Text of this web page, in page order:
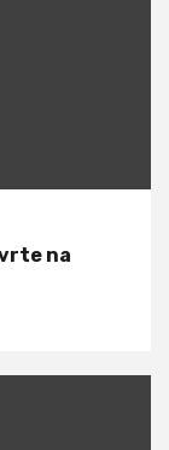
na